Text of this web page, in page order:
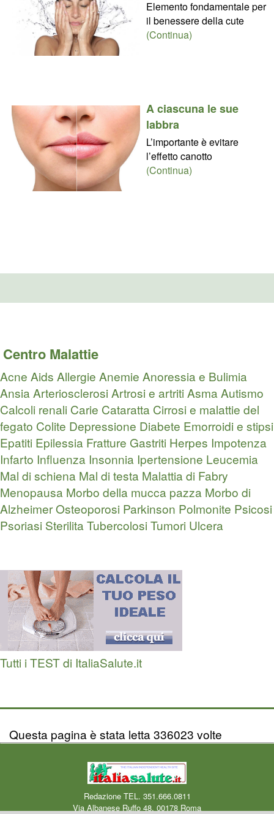
Elemento fondamentale per
il benessere della cute
(Continua)
A ciascuna le sue
labbra
L’importante è evitare
l’effetto canotto
(Continua)
Centro Malattie
Acne Aids Allergie Anemie Anoressia e Bulimia
AnsiaArteriosclerosiArtrosi e artritiAsmaAutismo
Calcoli renali Carie Cataratta Cirrosi e malattie del
fegato Colite Depressione Diabete Emorroidi e stipsi
Epatiti Epilessia Fratture Gastriti Herpes Impotenza
Infarto Influenza Insonnia Ipertensione Leucemia
Mal di schiena Mal di testa Malattia di Fabry
Menopausa Morbo della mucca pazza Morbo di
AlzheimerOsteoporosi Parkinson Polmonite Psicosi
Psoriasi SterilitaTubercolosiTumori Ulcera
Tutti i TEST di ItaliaSalute.it
Questa pagina è stata letta 336023 volte
Redazione TEL. 351.666.0811
Via Albanese Ruffo 48, 00178 Roma